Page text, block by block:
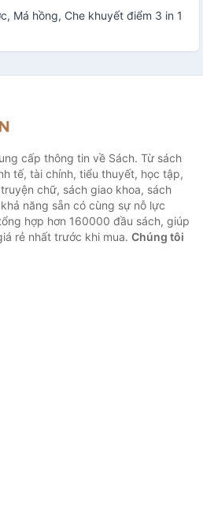
Má hồng, Che khuyết điểm 3 in 1
cấp thông tin về Sách. Từ sách
tế, tài chính, tiểu thuyết, học tập,
chữ, sách giao khoa, sách
năng sẵn có cùng sự nỗ lực
hợp hơn 160000 đầu sách, giúp
rẻ nhất trước khi mua. Chúng tôi